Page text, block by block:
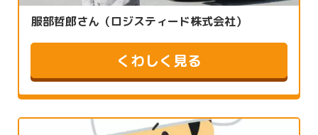
服部哲郎さん（ロジスティード株式会社）
くわしく見る